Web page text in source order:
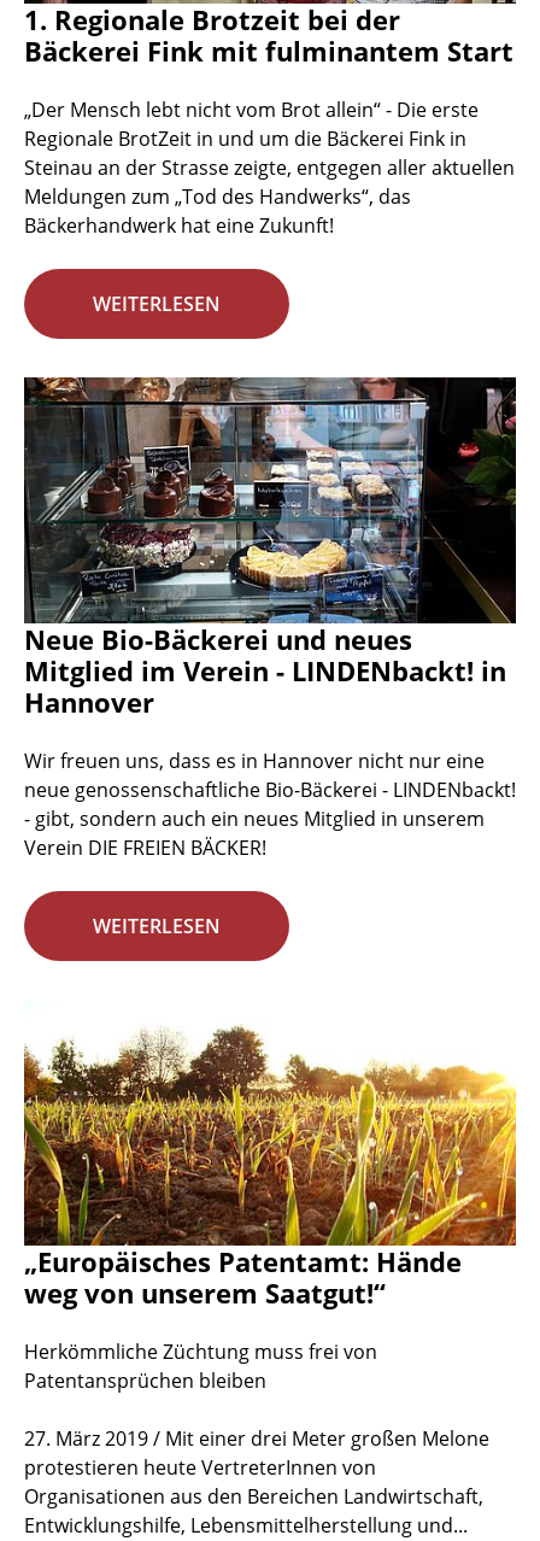
1. Regionale Brotzeit bei der
Bäckerei Fink mit fulminantem Start
„Der Mensch lebt nicht vom Brot allein“ - Die erste
Regionale BrotZeit in und um die Bäckerei Fink in
Steinau an der Strasse zeigte, entgegen aller aktuellen
Meldungen zum „Tod des Handwerks“, das
Bäckerhandwerk hat eine Zukunft!
WEITERLESEN
Neue Bio-Bäckerei und neues
Mitglied im Verein - LINDENbackt! in
Hannover
Wir freuen uns, dass es in Hannover nicht nur eine
neue genossenschaftliche Bio-Bäckerei - LINDENbackt!
- gibt, sondern auch ein neues Mitglied in unserem
Verein DIE FREIEN BÄCKER!
WEITERLESEN
„Europäisches Patentamt: Hände
weg von unserem Saatgut!“
Herkömmliche Züchtung muss frei von
Patentansprüchen bleiben
27. März 2019 / Mit einer drei Meter großen Melone
protestieren heute VertreterInnen von
Organisationen aus den Bereichen Landwirtschaft,
Entwicklungshilfe, Lebensmittelherstellung und...